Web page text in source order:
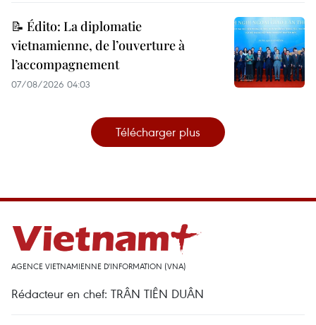
📝 Édito: La diplomatie
vietnamienne, de l’ouverture à
l’accompagnement
07/08/2026 04:03
Télécharger plus
AGENCE VIETNAMIENNE D'INFORMATION (VNA)
Rédacteur en chef: TRÂN TIÊN DUÂN